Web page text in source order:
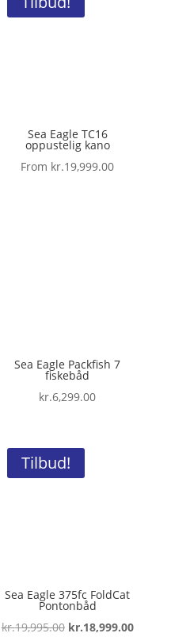
Sea Eagle TC16
oppustelig kano
From kr.19,999.00
Sea Eagle Packfish 7
fiskebåd
kr.6,299.00
Tilbud!
Sea Eagle 375fc FoldCat
Pontonbåd
kr.19,995.00 Den
kr.18,999.00Den